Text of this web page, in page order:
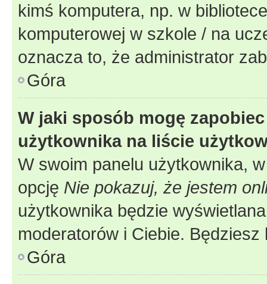
kimś komputera, np. w
komputerowej w szkole / na
oznacza to, że administrator
Góra
W jaki sposób mogę
użytkownika na liście
W swoim panelu użytkownika,
opcję Nie pokazuj, że jestem
użytkownika będzie
moderatorów i Ciebie.
Góra